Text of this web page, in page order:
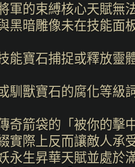
軍的束縛核心天賦無
黑暗雕像未在技能面
能寶石捕捉或釋放靈
馴獸寶石的腐化等級
奇箭袋的「被你的擊
實際上反而讓敵人承
永生昇華天賦並處於